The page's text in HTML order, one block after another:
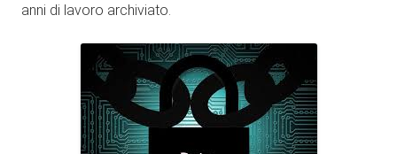
anni di lavoro archiviato.